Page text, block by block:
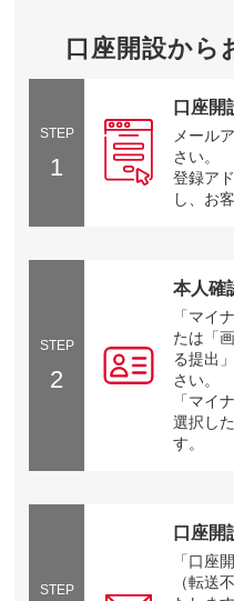
口座開設から
STEP
1
口座開
メール
さい。
登録ア
し、お
STEP
2
本人確
「マイ
たは「
る提出
さい。
「マイ
選択し
す。
STEP
口座開
「口座
（転送